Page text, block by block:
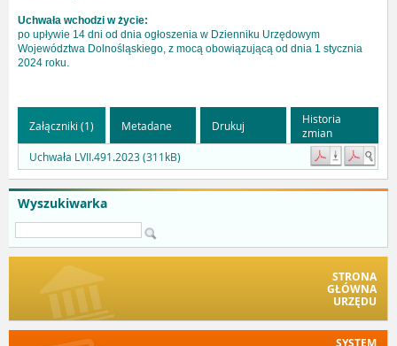
Wyszukiwarka
STRONA
GŁÓWNA
URZĘDU
SYSTEM
Uchwała wchodzi w życie:
po upływie 14 dni od dnia ogłoszenia w Dzienniku Urzędowym
Województwa Dolnośląskiego, z mocą obowiązującą od dnia 1 stycznia
2024 roku.
Załączniki (1) Metadane Drukuj
Historia
zmian
Uchwała LVII.491.2023 (311kB)